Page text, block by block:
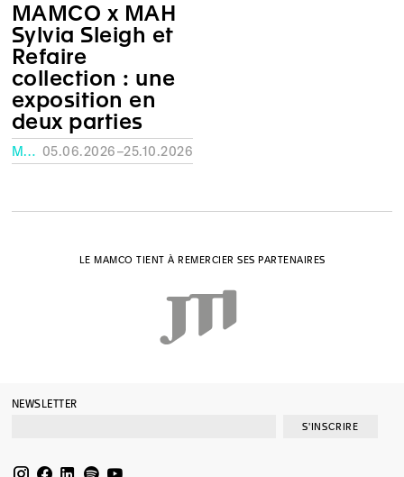
MAMCO x MAH
Sylvia Sleigh et
Refaire
collection : une
exposition en
deux parties
MUSÉE RATH, GENÈVE 05.06.2026–25.10.2026
LE MAMCO TIENT À REMERCIER SES PARTENAIRES
NEWSLETTER
S'INSCRIRE